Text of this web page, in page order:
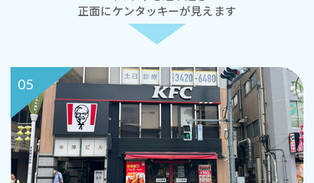
正面にケンタッキーが見えます
05